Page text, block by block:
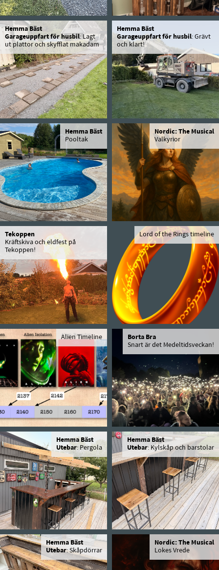
Hemma Bäst
Garageuppfart för husbil: Lagt
ut plattor och skyfflat makadam
Hemma Bäst
Garageuppfart för husbil: Grävt
och klart!
Hemma Bäst
Pooltak
Nordic: The Musical
Valkyrior
Tekoppen
Kräftskiva och eldfest på
Tekoppen!
Lord of the Rings timeline
Alien Timeline
Borta Bra
Snart är det Medeltidsveckan!
Hemma Bäst
Utebar: Pergola
Hemma Bäst
Utebar: Kylskåp och barstolar
Hemma Bäst
Utebar: Skåpdörrar
Nordic: The Musical
Lokes Vrede